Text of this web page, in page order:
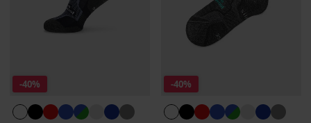
-40% -40%